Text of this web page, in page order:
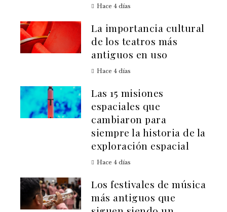
Hace 4 días
La importancia cultural
de los teatros más
antiguos en uso
Hace 4 días
Las 15 misiones
espaciales que
cambiaron para
siempre la historia de la
exploración espacial
Hace 4 días
Los festivales de música
más antiguos que